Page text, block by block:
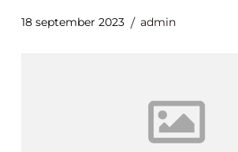
18 september 2023 admin